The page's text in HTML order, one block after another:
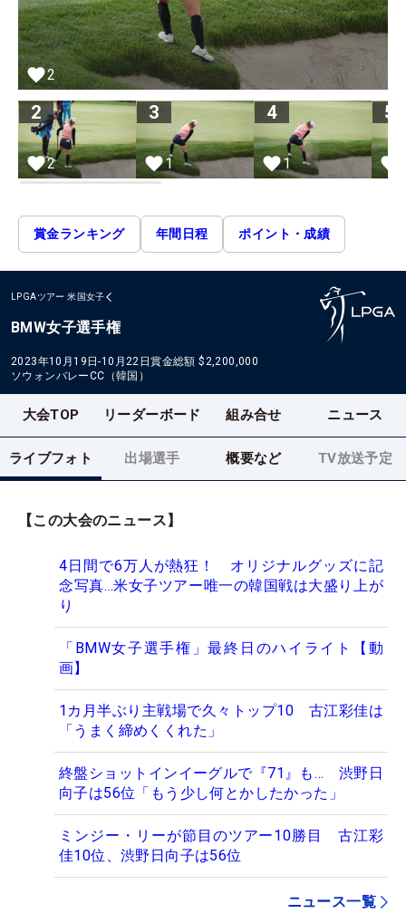
2
2
2
3
1
4
1
5
賞金ランキング 年間日程 ポイント・成績
LPGAツアー 米国女子
BMW女子選手権
2023年10月19日-10月22日賞金総額 $2,200,000
ソウォンバレーCC（韓国）
大会TOP リーダーボード 組み合せ ニュース
ライブフォト 出場選手 概要など TV放送予定
【この大会のニュース】
4日間で6万人が熱狂！ オリジナルグッズに記
念写真…米女子ツアー唯一の韓国戦は大盛り上が
り
「BMW女子選手権」最終日のハイライト【動
画】
1カ月半ぶり主戦場で久々トップ10 古江彩佳は
「うまく締めくくれた」
終盤ショットインイーグルで『71』も… 渋野日
向子は56位「もう少し何とかしたかった」
ミンジー・リーが節目のツアー10勝目 古江彩
佳10位、渋野日向子は56位
ニュース一覧